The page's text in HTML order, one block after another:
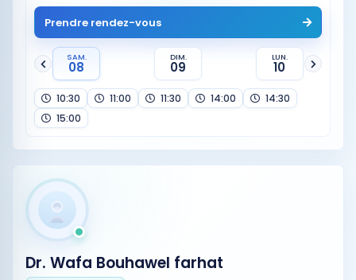
Prendre rendez-vous
SAM.
08
DIM.
09
LUN.
10
10:30 11:00 11:30 14:00
14:30
15:00
Dr. Wafa Bouhawel farhat